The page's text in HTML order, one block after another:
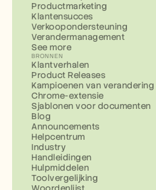
Productmarketing
Klantensucces
Verkoopondersteuning
Verandermanagement
See more
BRONNEN
Klantverhalen
Product Releases
Kampioenen van verandering
Chrome-extensie
Sjablonen voor documenten
Blog
Announcements
Helpcentrum
Industry
Handleidingen
Hulpmiddelen
Toolvergelijking